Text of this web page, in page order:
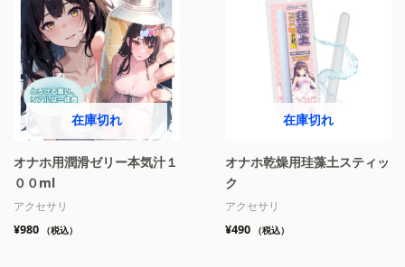
在庫切れ
オナホ用潤滑ゼリー本気汁１
００ml
アクセサリ
¥980 （税込）
在庫切れ
オナホ乾燥用珪藻土スティッ
ク
アクセサリ
¥490 （税込）